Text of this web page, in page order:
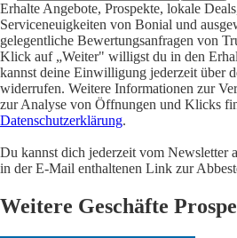
Erhalte Angebote, Prospekte, lokale
Serviceneuigkeiten von Bonial und
gelegentliche Bewertungsanfragen von
Klick auf „Weiter" willigst du in den
kannst deine Einwilligung jederzeit über
widerrufen. Weitere Informationen zur
zur Analyse von Öffnungen und Klicks
Datenschutzerklärung.
Du kannst dich jederzeit vom Newsletter
in der E-Mail enthaltenen Link zur
Weitere Geschäfte